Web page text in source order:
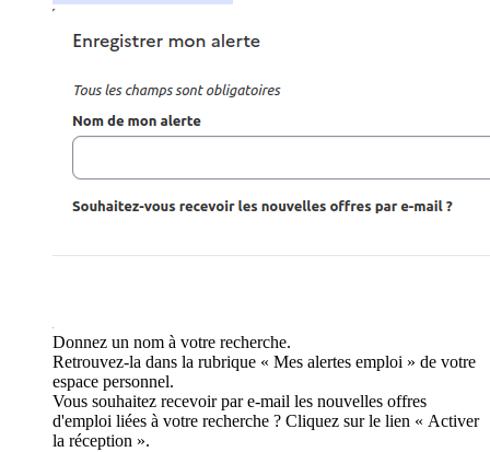
Donnez un nom à votre recherche.
Retrouvez-la dans la rubrique « Mes alertes emploi » de votre
espace personnel.
Vous souhaitez recevoir par e-mail les nouvelles offres
d'emploi liées à votre recherche ? Cliquez sur le lien « Activer
la réception ».